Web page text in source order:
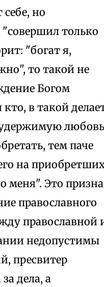
но
"совершил только
"богат я,
то такой не
Богом
в такой
тем паче
на
меня". Это
православного
православной
недопустимы
пресвитер
дела, а